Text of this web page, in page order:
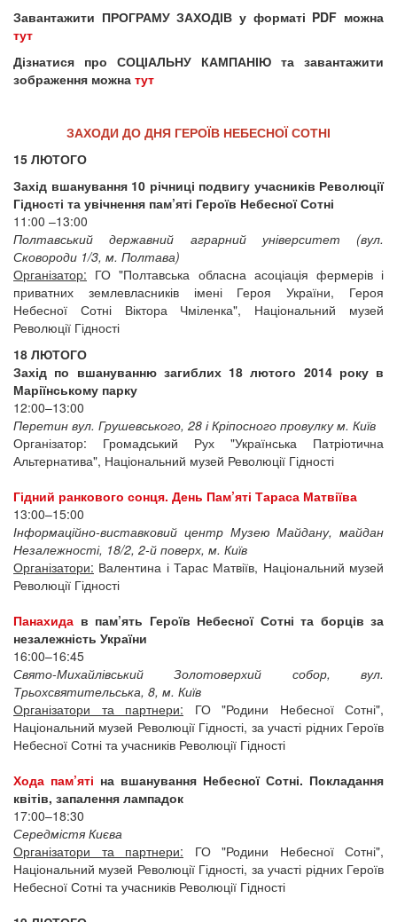
Завантажити ПРОГРАМУ ЗАХОДІВ у форматі PDF можна
тут
Дізнатися про СОЦІАЛЬНУ КАМПАНІЮ та завантажити
зображення можна тут
ЗАХОДИ ДО ДНЯ ГЕРОЇВ НЕБЕСНОЇ СОТНІ
15 ЛЮТОГО
Захід вшанування 10 річниці подвигу учасників Революції
Гідності та увічнення пам’яті Героїв Небесної Сотні
11:00 –13:00
Полтавський державний аграрний університет (вул.
Сковороди 1/3, м. Полтава)
Організатор: ГО "Полтавська обласна асоціація фермерів і
приватних землевласників імені Героя України, Героя
Небесної Сотні Віктора Чміленка", Національний музей
Революції Гідності
18 ЛЮТОГО
Захід по вшануванню загиблих 18 лютого 2014 року в
Маріїнському парку
12:00–13:00
Перетин вул. Грушевського, 28 і Кріпосного провулку м. Київ
Організатор: Громадський Рух "Українська Патріотична
Альтернатива", Національний музей Революції Гідності
Гідний ранкового сонця. День Пам’яті Тараса Матвіїва
13:00–15:00
Інформаційно-виставковий центр Музею Майдану, майдан
Незалежності, 18/2, 2-й поверх, м. Київ
Організатори: Валентина і Тарас Матвіїв, Національний музей
Революції Гідності
Панахида в пам’ять Героїв Небесної Сотні та борців за
незалежність України
16:00–16:45
Свято-Михайлівський Золотоверхий собор, вул.
Трьохсвятительська, 8, м. Київ
Організатори та партнери: ГО "Родини Небесної Сотні",
Національний музей Революції Гідності, за участі рідних Героїв
Небесної Сотні та учасників Революції Гідності
Хода пам’яті на вшанування Небесної Сотні. Покладання
квітів, запалення лампадок
17:00–18:30
Середмістя Києва
Організатори та партнери: ГО "Родини Небесної Сотні",
Національний музей Революції Гідності, за участі рідних Героїв
Небесної Сотні та учасників Революції Гідності